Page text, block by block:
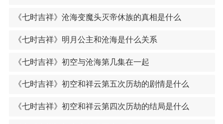
《七时吉祥》沧海变魔头灭帝休族的真相是什么
《七时吉祥》明月公主和沧海是什么关系
《七时吉祥》初空与沧海第几集在一起
《七时吉祥》初空和祥云第五次历劫的剧情是什么
《七时吉祥》初空和祥云第四次历劫的结局是什么